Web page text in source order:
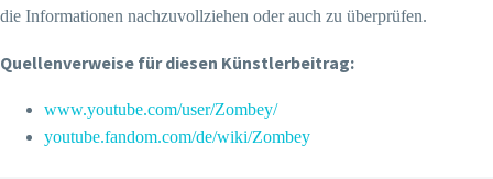
die Informationen nachzuvollziehen oder auch zu überprüfen.
Quellenverweise für diesen Künstlerbeitrag:
www.youtube.com/user/Zombey/
youtube.fandom.com/de/wiki/Zombey